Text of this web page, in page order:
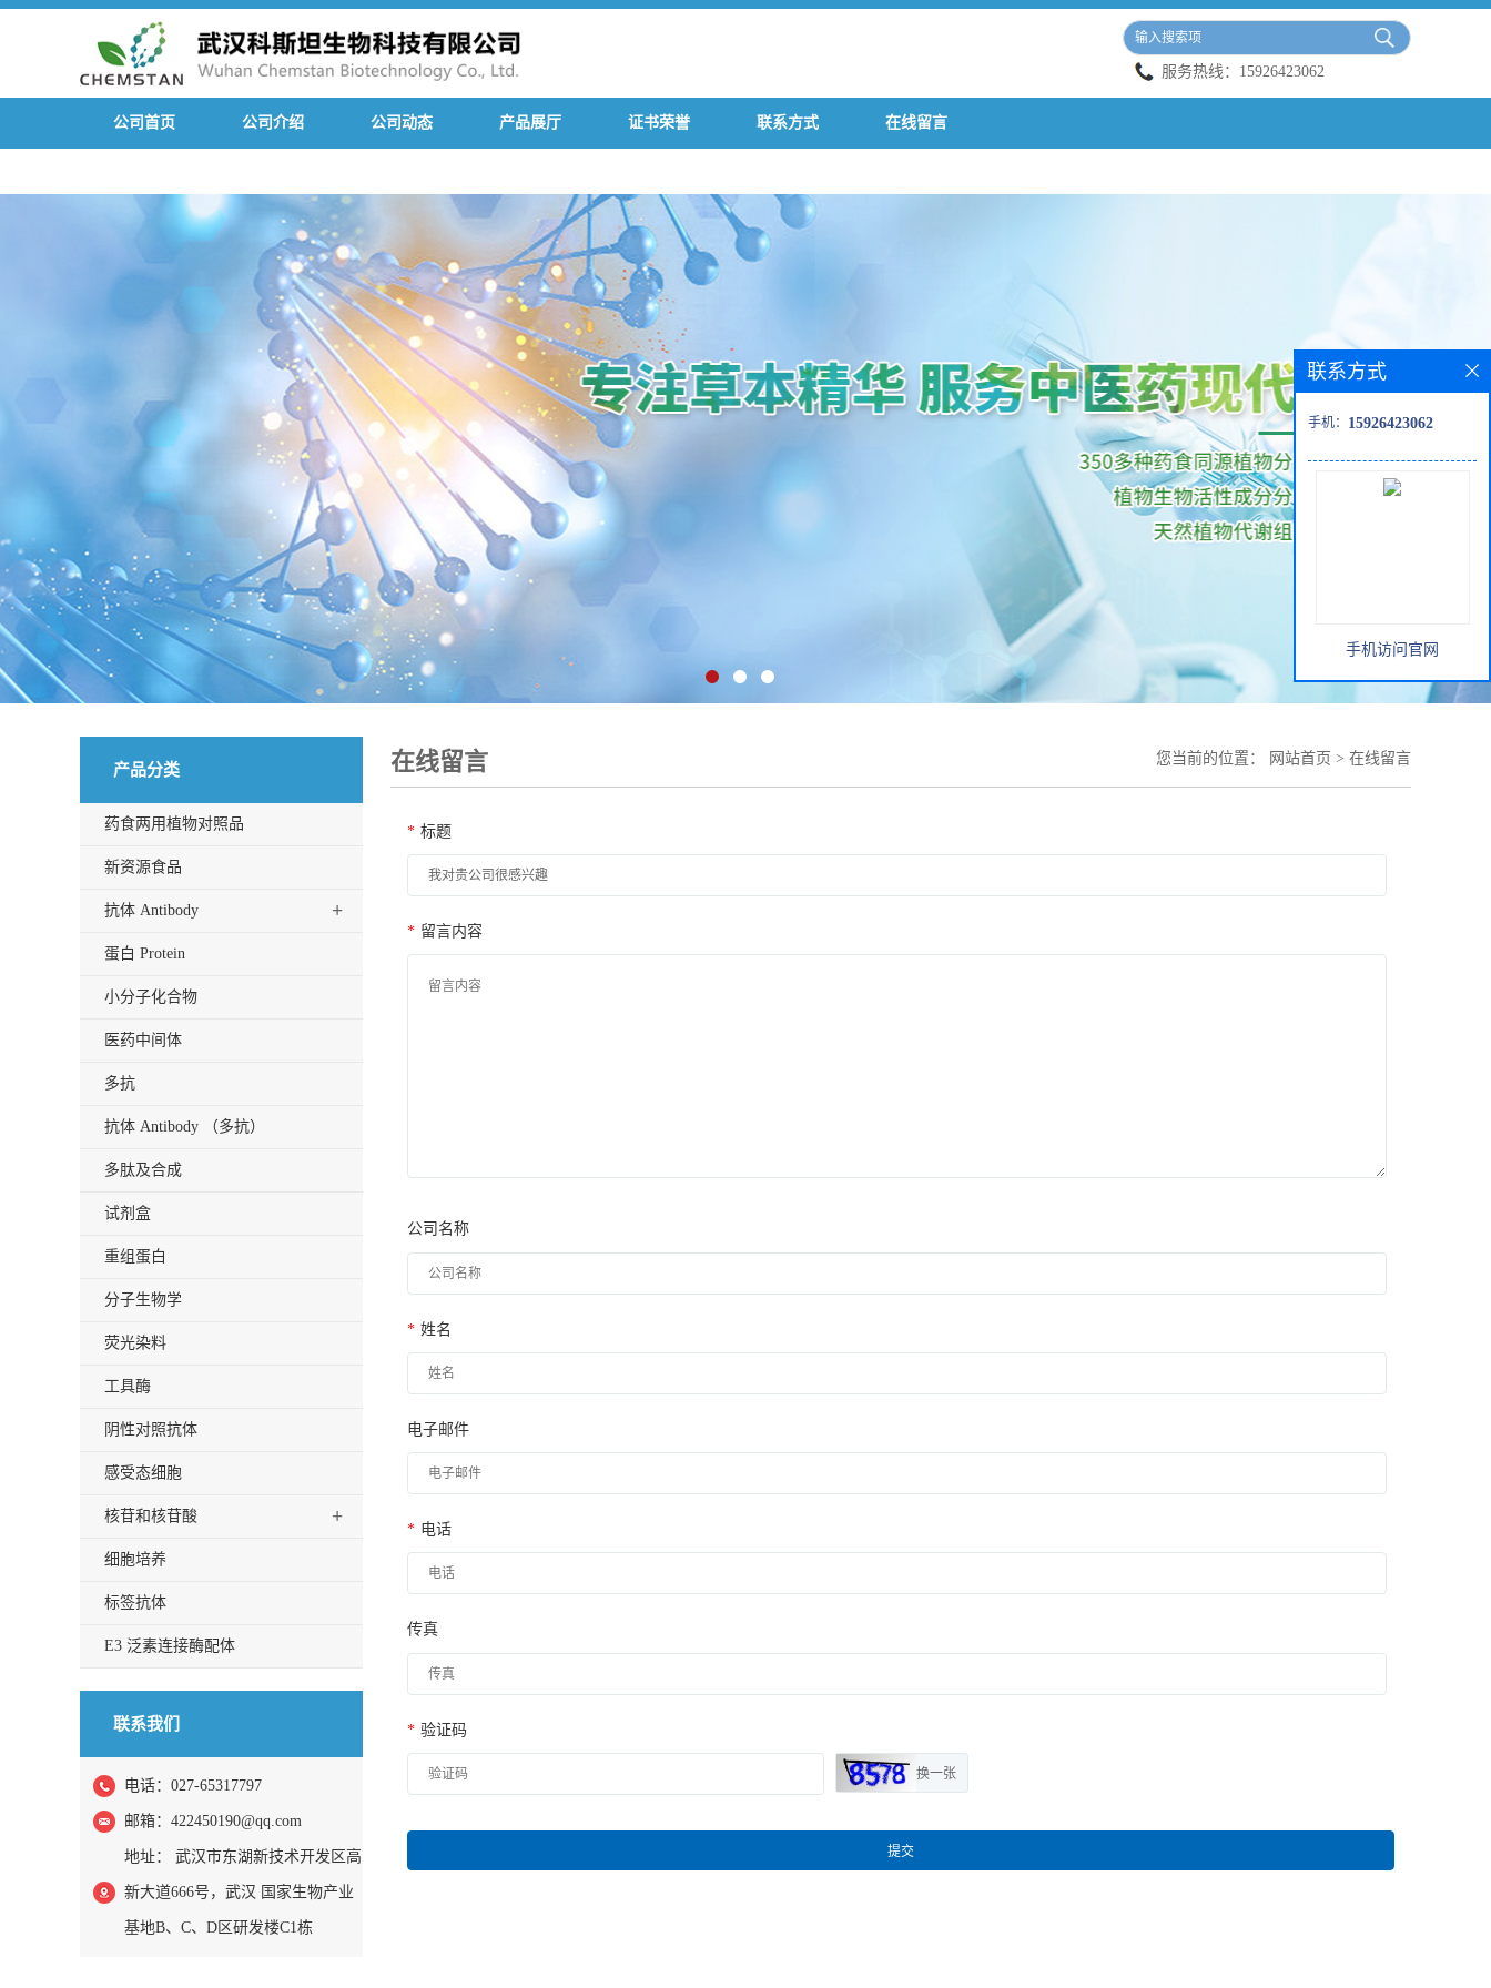
服务热线： 15926423062
公司首页 公司介绍 公司动态 产品展厅 证书荣誉 联系方式 在线留言
产品分类
药食两用植物对照品
新资源食品
抗体 Antibody +
蛋白 Protein
小分子化合物
医药中间体
多抗
抗体 Antibody （多抗）
多肽及合成
试剂盒
重组蛋白
分子生物学
荧光染料
工具酶
阴性对照抗体
感受态细胞
核苷和核苷酸 +
细胞培养
标签抗体
E3 泛素连接酶配体
联系我们
电话：027-65317797
邮箱： 422450190@qq.com
地址： 武汉市东湖新技术开发区高
新大道666号，武汉 国家生物产业
基地B、C、D区研发楼C1栋
在线留言 您当前的位置： 网站首页 > 在线留言
* 标题
* 留言内容
公司名称
* 姓名
电子邮件
* 电话
传真
* 验证码
换一张
提交
联系方式
手机： 15926423062
手机访问官网